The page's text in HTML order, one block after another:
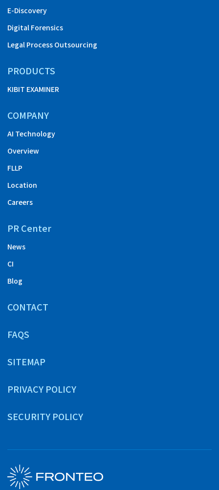
E-Discovery
Digital Forensics
Legal Process Outsourcing
PRODUCTS
KIBIT EXAMINER
COMPANY
AI Technology
Overview
FLLP
Location
Careers
PR Center
News
CI
Blog
CONTACT
FAQS
SITEMAP
PRIVACY POLICY
SECURITY POLICY